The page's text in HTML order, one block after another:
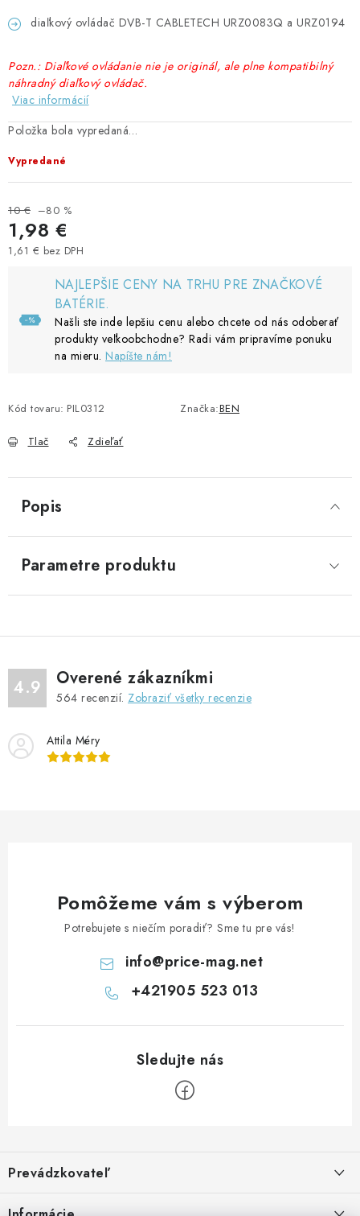
KONTAKTY
Kontakty Doprava a platba Časté otázky
diaľkový ovládač DVB-T CABLETECH URZ0083Q a URZ0194
Pozn.: Diaľkové ovládanie nie je originál, ale plne kompatibilný
náhradný diaľkový ovládač.
Viac informácií
Položka bola vypredaná…
Vypredané
10 € –80 %
1,98 €
1,61 € bez DPH
NAJLEPŠIE CENY NA TRHU PRE ZNAČKOVÉ
BATÉRIE.
Našli ste inde lepšiu cenu alebo chcete od nás odoberať
produkty veľkoobchodne? Radi vám pripravíme ponuku
na mieru. Napíšte nám!
Kód tovaru: PIL0312 Značka:BEN
Tlač Zdieľať
Popis
Parametre produktu
4.9 Overené zákazníkmi
564 recenzií. Zobraziť všetky recenzie
Attila Méry
Pomôžeme vám s výberom
Potrebujete s niečím poradiť? Sme tu pre vás!
info@price-mag.net
+421905 523 013
p
ä
Prevádzkovateľ